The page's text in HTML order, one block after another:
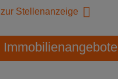
zur Stellenanzeige